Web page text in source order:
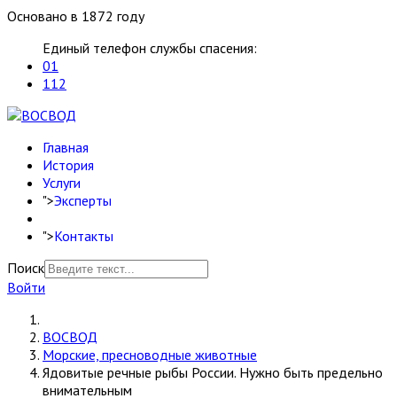
Основано в 1872 году
Единый телефон службы спасения:
01
112
Главная
История
Услуги
">Эксперты
">Контакты
Поиск
Войти
ВОСВОД
Морские, пресноводные животные
Ядовитые речные рыбы России. Нужно быть предельно
внимательным